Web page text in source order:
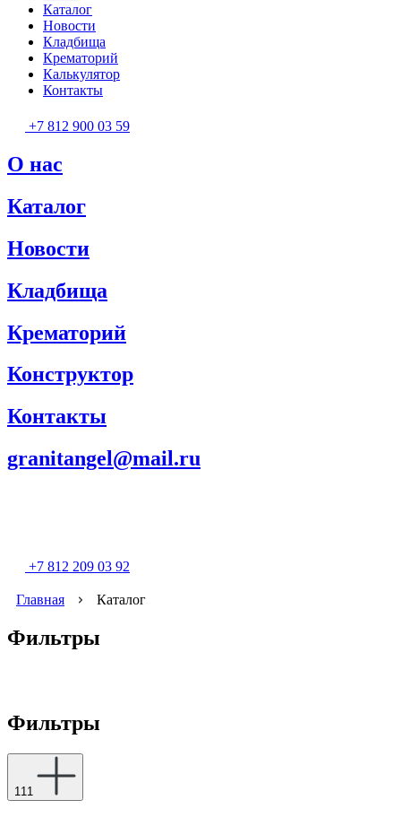
Каталог
Новости
Кладбища
Крематорий
Калькулятор
Контакты
+7 812 900 03 59
О нас
Каталог
Новости
Кладбища
Крематорий
Конструктор
Контакты
granitangel@mail.ru
+7 812 209 03 92
Главная Каталог
Фильтры
Фильтры
111